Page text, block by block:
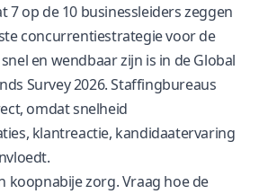
7 op de 10 businessleiders zeggen
concurrentiestrategie voor de
en wendbaar zijn is in de Global
Survey 2026. Staffingbureaus
omdat snelheid
klantreactie, kandidaatervaring
koopnabije zorg. Vraag hoe de